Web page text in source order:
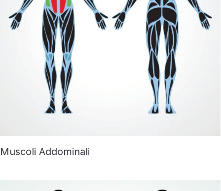
Muscoli Addominali